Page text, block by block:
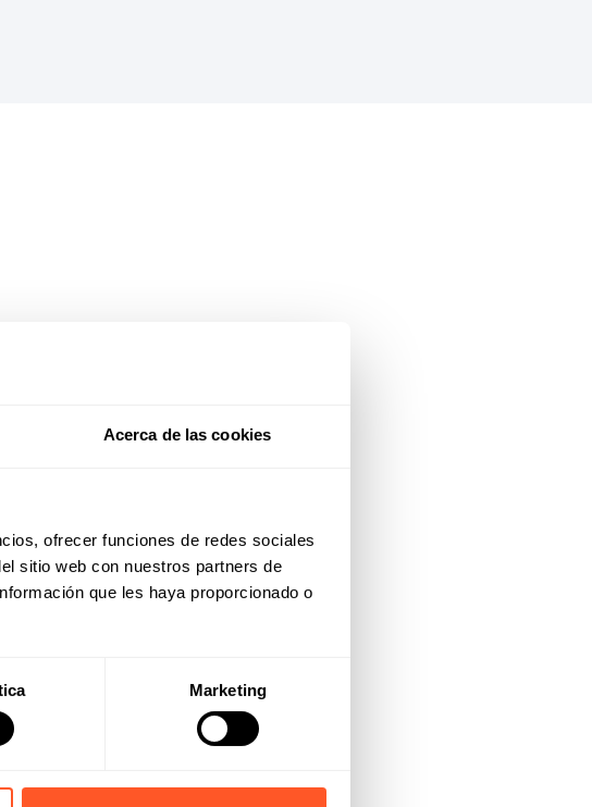
Acerca de las cookies
ofrecer funciones de redes sociales
sitio web con nuestros partners de
que les haya proporcionado o
Marketing